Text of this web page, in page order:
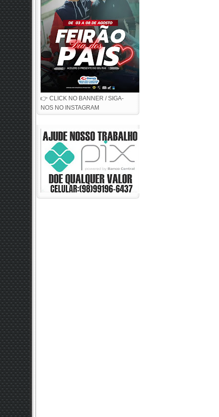
👉 CLICK NO BANNER / SIGA-
NOS NO INSTAGRAM